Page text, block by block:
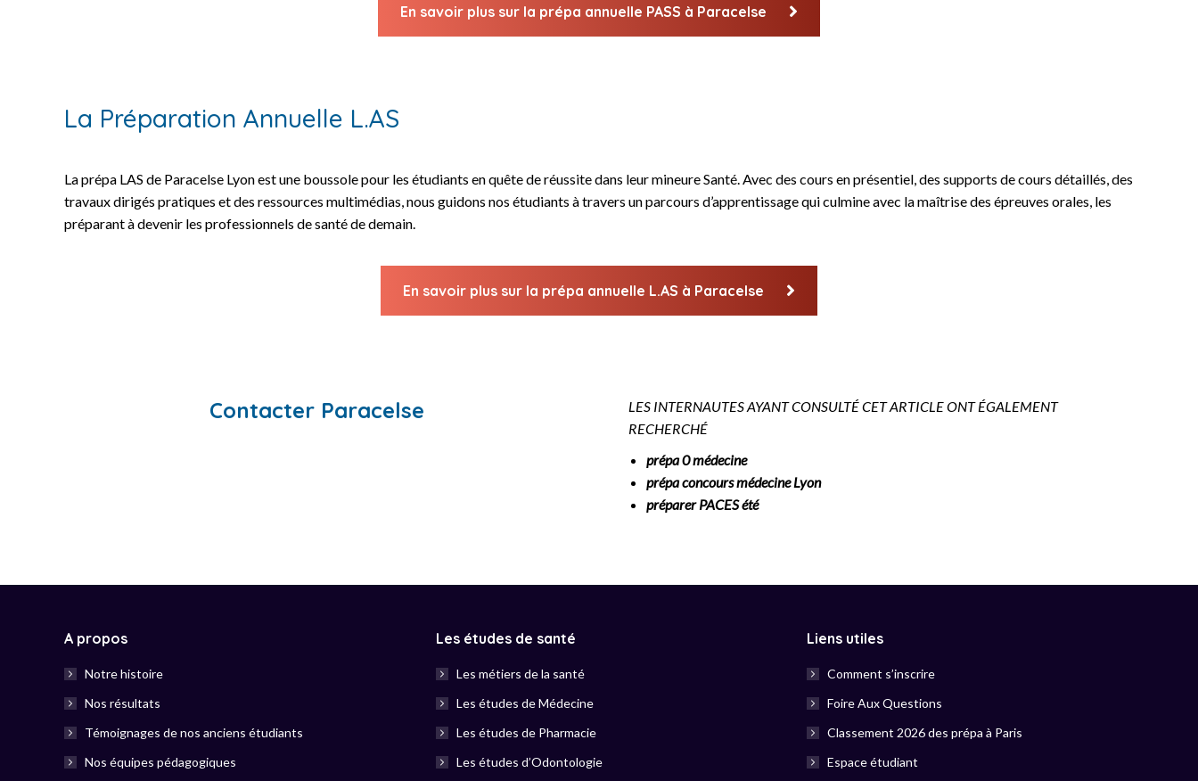
En savoir plus sur la prépa annuelle PASS à Paracelse
La Préparation Annuelle L.AS
La prépa LAS de Paracelse Lyon est une boussole pour les étudiants en quête de réussite dans leur mineure Santé. Avec des cours en présentiel, des supports de cours détaillés, des
travaux dirigés pratiques et des ressources multimédias, nous guidons nos étudiants à travers un parcours d’apprentissage qui culmine avec la maîtrise des épreuves orales, les
préparant à devenir les professionnels de santé de demain.
En savoir plus sur la prépa annuelle L.AS à Paracelse
Contacter Paracelse
LES INTERNAUTES AYANT CONSULTÉ CET ARTICLE ONT ÉGALEMENT
RECHERCHÉ
prépa 0 médecine
prépa concours médecine Lyon
préparer PACES été
A propos
Notre histoire
Nos résultats
Témoignages de nos anciens étudiants
Nos équipes pédagogiques
Les études de santé
Les métiers de la santé
Les études de Médecine
Les études de Pharmacie
Les études d’Odontologie
Liens utiles
Comment s’inscrire
Foire Aux Questions
Classement 2026 des prépa à Paris
Espace étudiant